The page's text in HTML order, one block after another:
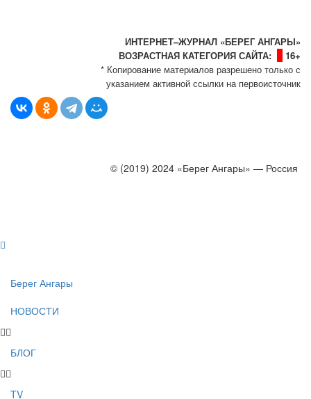
ИНТЕРНЕТ–ЖУРНАЛ «БЕРЕГ АНГАРЫ»
ВОЗРАСТНАЯ КАТЕГОРИЯ САЙТА:
16+
* Копирование материалов разрешено только с
указанием активной ссылки на первоисточник
© (2019) 2024 «Берег Ангары» — Россия
Берег Ангары
НОВОСТИ
БЛОГ
TV